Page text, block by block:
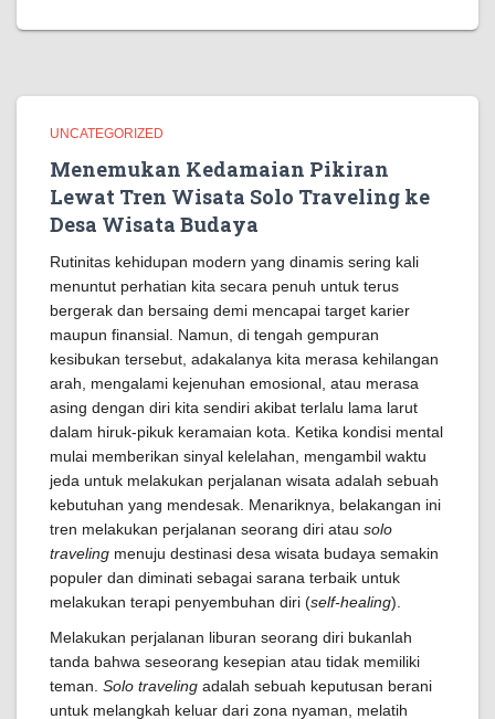
UNCATEGORIZED
Menemukan Kedamaian Pikiran
Lewat Tren Wisata Solo Traveling ke
Desa Wisata Budaya
Rutinitas kehidupan modern yang dinamis sering kali
menuntut perhatian kita secara penuh untuk terus
bergerak dan bersaing demi mencapai target karier
maupun finansial. Namun, di tengah gempuran
kesibukan tersebut, adakalanya kita merasa kehilangan
arah, mengalami kejenuhan emosional, atau merasa
asing dengan diri kita sendiri akibat terlalu lama larut
dalam hiruk-pikuk keramaian kota. Ketika kondisi mental
mulai memberikan sinyal kelelahan, mengambil waktu
jeda untuk melakukan perjalanan wisata adalah sebuah
kebutuhan yang mendesak. Menariknya, belakangan ini
tren melakukan perjalanan seorang diri atau solo
traveling menuju destinasi desa wisata budaya semakin
populer dan diminati sebagai sarana terbaik untuk
melakukan terapi penyembuhan diri (self-healing).
Melakukan perjalanan liburan seorang diri bukanlah
tanda bahwa seseorang kesepian atau tidak memiliki
teman. Solo traveling adalah sebuah keputusan berani
untuk melangkah keluar dari zona nyaman, melatih